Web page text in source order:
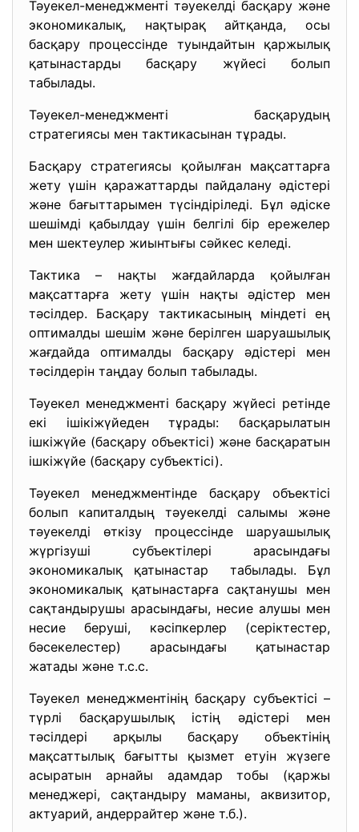
Тәуекел-менеджменті тәуекелді басқару және
экономикалық, нақтырақ айтқанда, осы
басқару процессінде туындайтын қаржылық
қатынастарды басқару жүйесі болып
табылады.
Тәуекел-менеджменті басқарудың
стратегиясы мен тактикасынан тұрады.
Басқару стратегиясы қойылған мақсаттарға
жету үшін қаражаттарды пайдалану әдістері
және бағыттарымен түсіндіріледі. Бұл әдіске
шешімді қабылдау үшін белгілі бір ережелер
мен шектеулер жиынтығы сәйкес келеді.
Тактика – нақты жағдайларда қойылған
мақсаттарға жету үшін нақты әдістер мен
тәсілдер. Басқару тактикасының міндеті ең
оптималды шешім және берілген шаруашылық
жағдайда оптималды басқару әдістері мен
тәсілдерін таңдау болып табылады.
Тәуекел менеджменті басқару жүйесі ретінде
екі ішікіжүйеден тұрады: басқарылатын
ішкіжүйе (басқару объектісі) және басқаратын
ішкіжүйе (басқару субъектісі).
Тәуекел менеджментінде басқару объектісі
болып капиталдың тәуекелді салымы және
тәуекелді өткізу процессінде шаруашылық
жүргізуші субъектілері арасындағы
экономикалық қатынастар табылады. Бұл
экономикалық қатынастарға сақтанушы мен
сақтандырушы арасындағы, несие алушы мен
несие беруші, кәсіпкерлер (серіктестер,
бәсекелестер) арасындағы қатынастар
жатады және т.с.с.
Тәуекел менеджментінің басқару субъектісі –
түрлі басқарушылық істің әдістері мен
тәсілдері арқылы басқару объектінің
мақсаттылық бағытты қызмет етуін жүзеге
асыратын арнайы адамдар тобы (қаржы
менеджері, сақтандыру маманы, аквизитор,
актуарий, андеррайтер және т.б.).